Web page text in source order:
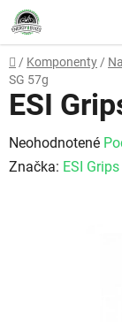
Prejsť na obsah
Domov
/ Komponenty /
SG 57g
ESI
Priemerné
Neohodnotené
Značka: ESI Grips